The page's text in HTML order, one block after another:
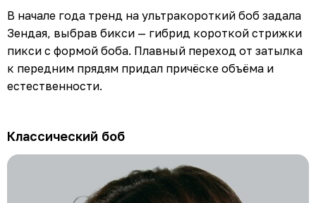
В начале года тренд на ультракороткий боб задала
Зендая, выбрав бикси — гибрид короткой стрижки
пикси с формой боба. Плавный переход от затылка
к передним прядям придал причёске объёма и
естественности.
Классический боб